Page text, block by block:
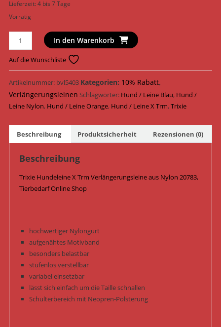
Lieferzeit:4 bis 7 Tage
Vorrätig
Trixie
Hundeleine
X
Trm
Verlängerungsleine
Nylon
20783
Orange/Blau
Menge
In den Warenkorb
Auf die Wunschliste
Artikelnummer: bvl5403 Kategorien: 10% Rabatt,
Verlängerungsleinen Schlagwörter: Hund / Leine Blau, Hund /
Leine Nylon, Hund / Leine Orange, Hund / Leine X Trm,Trixie
Beschreibung Produktsicherheit Rezensionen (0)
Beschreibung
Trixie Hundeleine X Trm Verlängerungsleine aus Nylon 20783,
Tierbedarf Online Shop
hochwertiger Nylongurt
aufgenähtes Motivband
besonders belastbar
stufenlos verstellbar
variabel einsetzbar
lässt sich einfach um die Taille schnallen
Schulterbereich mit Neopren-Polsterung